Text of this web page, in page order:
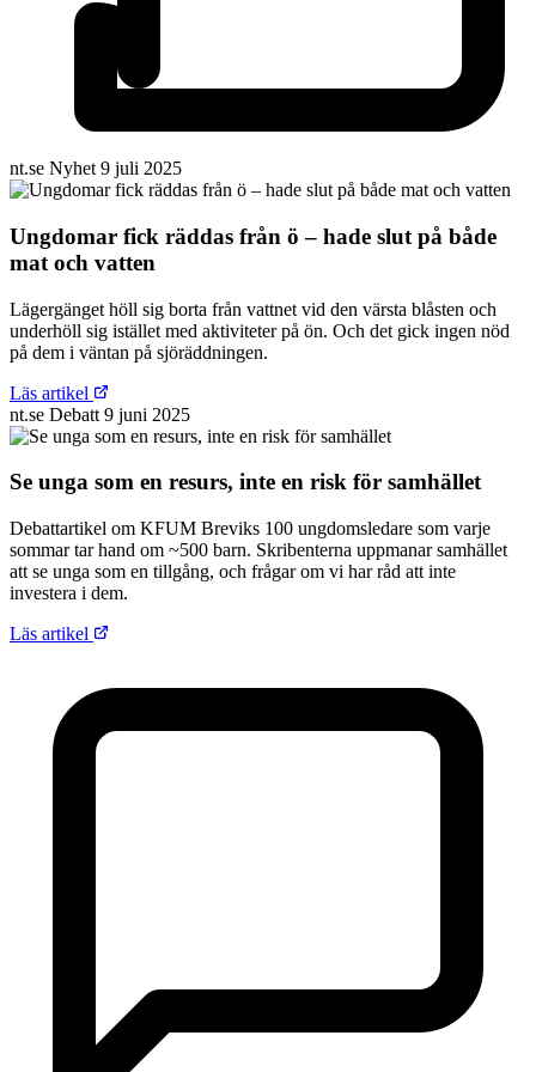
nt.se Nyhet 9 juli 2025
Ungdomar fick räddas från ö – hade slut på både
mat och vatten
Lägergänget höll sig borta från vattnet vid den värsta blåsten och
underhöll sig istället med aktiviteter på ön. Och det gick ingen nöd
på dem i väntan på sjöräddningen.
Läs artikel
nt.se Debatt 9 juni 2025
Se unga som en resurs, inte en risk för samhället
Debattartikel om KFUM Breviks 100 ungdomsledare som varje
sommar tar hand om ~500 barn. Skribenterna uppmanar samhället
att se unga som en tillgång, och frågar om vi har råd att inte
investera i dem.
Läs artikel